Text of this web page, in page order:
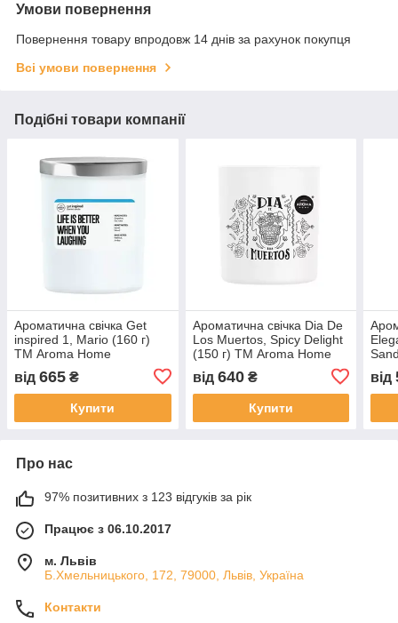
Умови повернення
Повернення товару впродовж 14 днів за рахунок покупця
Всі умови повернення
Подібні товари компанії
Ароматична свічка Get
inspired 1, Mario (160 г)
ТМ Aroma Home
від 665 ₴
Купити
Ароматична свічка Dia De
Los Muertos, Spicy Delight
(150 г) ТМ Aroma Home
від 640₴
Купити
від
Про нас
97% позитивних з 123 відгуків за рік
Працює з 06.10.2017
м. Львів
Б.Хмельницького, 172, 79000, Львів, Україна
Контакти